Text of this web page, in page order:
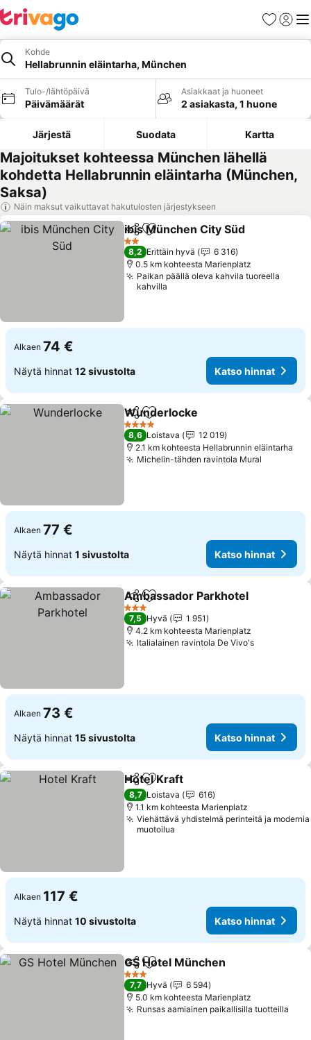
Suosikit
Kohde
Hellabrunnin eläintarha, München
Tulo-/lähtöpäivä
Päivämäärät
Asiakkaat ja huoneet
2 asiakasta, 1 huone
Järjestä Suodata Kartta
Majoitukset kohteessa München lähellä
kohdetta Hellabrunnin eläintarha (München,
Saksa)
Näin maksut vaikuttavat hakutulosten järjestykseen
Jaa Lisää suosikkeihin
ibis München City Süd
2 Tähtiluokitus
8,2 Erittäin hyvä
6 316
0.5 km kohteesta Marienplatz
Paikan päällä oleva kahvila tuoreella
kahvilla
Alkaen 74 €
Näytä hinnat 12 sivustolta Katso hinnat
Jaa Lisää suosikkeihin
Wunderlocke
4 Tähtiluokitus
8,6 Loistava
12 019
2.1 km kohteesta Hellabrunnin eläintarha
Michelin-tähden ravintola Mural
Alkaen 77 €
Näytä hinnat 1 sivustolta Katso hinnat
Jaa Lisää suosikkeihin
Ambassador Parkhotel
3 Tähtiluokitus
7,5 Hyvä
1 951
4.2 km kohteesta Marienplatz
Italialainen ravintola De Vivo's
Alkaen 73 €
Näytä hinnat 15 sivustolta Katso hinnat
Jaa Lisää suosikkeihin
Hotel Kraft
8,7 Loistava
616
1.1 km kohteesta Marienplatz
Viehättävä yhdistelmä perinteitä ja modernia
muotoilua
Alkaen 117 €
Näytä hinnat 10 sivustolta Katso hinnat
Jaa Lisää suosikkeihin
GS Hotel München
3 Tähtiluokitus
7,7 Hyvä
6 594
5.0 km kohteesta Marienplatz
Runsas aamiainen paikallisilla tuotteilla